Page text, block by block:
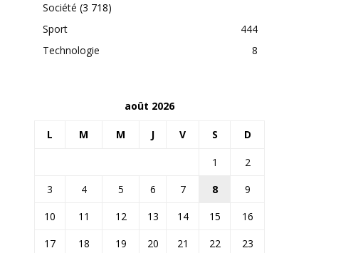
Société (3 718)
Sport
444
Technologie
8
août 2026
L M M J V S D
1
2
3
4 5 6 7 8
9
10
11 12 13 14 15
16
17
18 19 20 21 22
23